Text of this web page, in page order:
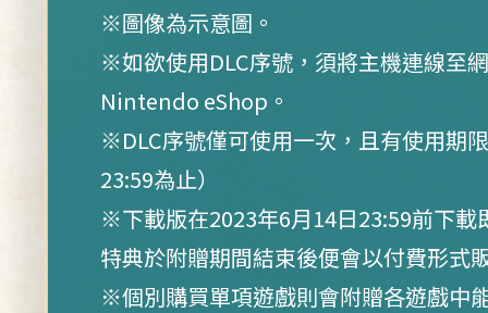
※圖像為示意圖。
※如欲使用DLC序號，須將主機連線至
Nintendo eShop。
※DLC序號僅可使用一次，且有使用期
23:59為止）
※下載版在2023年6月14日23:59前下載
特典於附贈期間結束後便會以付費形式
※個別購買單項遊戲則會附贈各遊戲中